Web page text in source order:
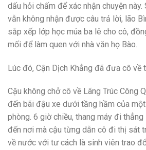
dấu hỏi chấm để xác nhận chuyện
vẫn không nhận được câu trả lời, lão
sắp xếp lớp học múa ba lê cho cô,
mối để làm quen với nhà văn họ Bào.
Lúc đó, Cận Dịch Khẳng đã đưa cô về
Cậu không chở cô về Lãng Trúc Công
đến bãi đậu xe dưới tầng hầm của
phòng. 6 giờ chiều, thang máy đi
đến nơi mà cậu từng dẫn cô đi thị sát
về nước với tư cách là sinh viên trao